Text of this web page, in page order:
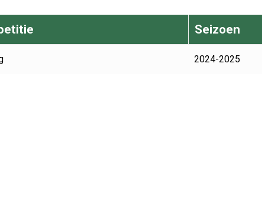
Seizoen
2024-2025